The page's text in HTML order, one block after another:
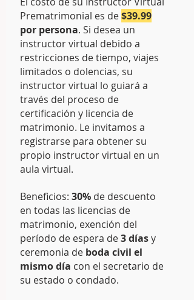
Prematrimonial es de$39.99
por persona. Si desea un
instructor virtual debido a
restricciones de tiempo, viajes
limitados o dolencias, su
instructor virtual lo guiará a
través del proceso de
certificación y licencia de
matrimonio. Le invitamos a
registrarse para obtener su
propio instructor virtual en un
aula virtual.
Beneficios: 30% de descuento
en todas las licencias de
matrimonio, exención del
período de espera de3 díasy
ceremonia de boda civil el
mismo día con el secretario de
su estado o condado.